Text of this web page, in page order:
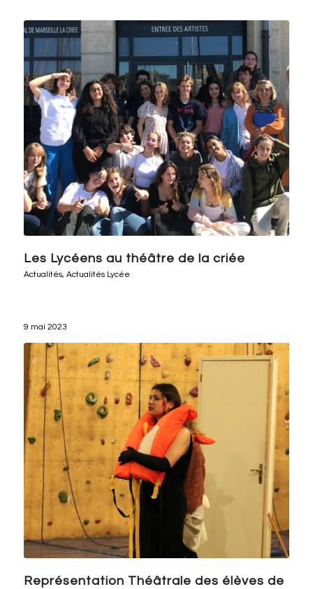
Les Lycéens au théâtre de la criée
Actualités, Actualités Lycée
9 mai 2023
Représentation Théâtrale des élèves de